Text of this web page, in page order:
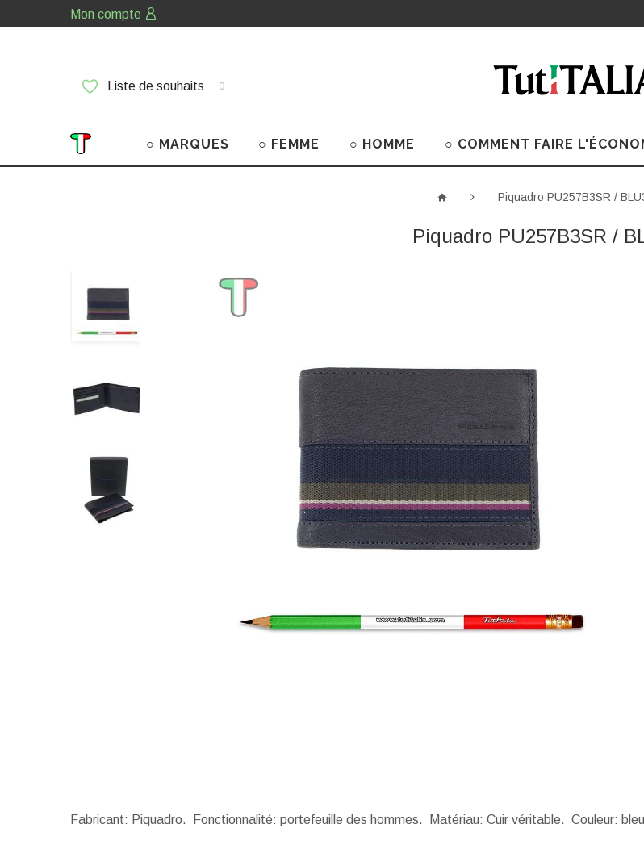
Mon compte
Liste de souhaits 0
○ MARQUES ○ FEMME ○ HOMME ○ COMMENT FAIRE
Piquadro PU257B3SR /
Piquadro PU257B3SR /
Fabricant: Piquadro. Fonctionnalité: portefeuille des hommes. Matériau: Cuir véritable. Couleur: